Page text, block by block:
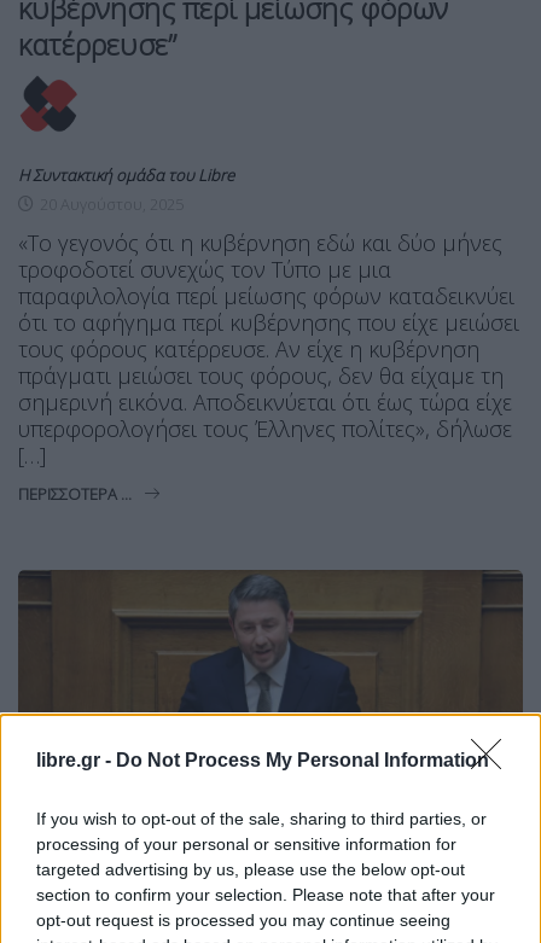
libre.gr - Do Not Process My Personal Information
If you wish to opt-out of the sale, sharing to third parties, or
processing of your personal or sensitive information for
targeted advertising by us, please use the below opt-out
section to confirm your selection. Please note that after your
opt-out request is processed you may continue seeing
κατέρρευσε”
Η Συντακτική ομάδα του Libre
«Το γεγονός ότι η κυβέρνηση εδώ και δύο μήνες
τροφοδοτεί συνεχώς τον Τύπο με μια
παραφιλολογία περί μείωσης φόρων καταδεικνύει
ότι το αφήγημα περί κυβέρνησης που είχε μειώσει
τους φόρους κατέρρευσε. Αν είχε η κυβέρνηση
πράγματι μειώσει τους φόρους, δεν θα είχαμε τη
σημερινή εικόνα. Αποδεικνύεται ότι έως τώρα είχε
υπερφορολογήσει τους Έλληνες πολίτες», δήλωσε
[…]
ΠΕΡΙΣΣΌΤΕΡΑ ...
ΠΟΛΙΤΙΚΉ